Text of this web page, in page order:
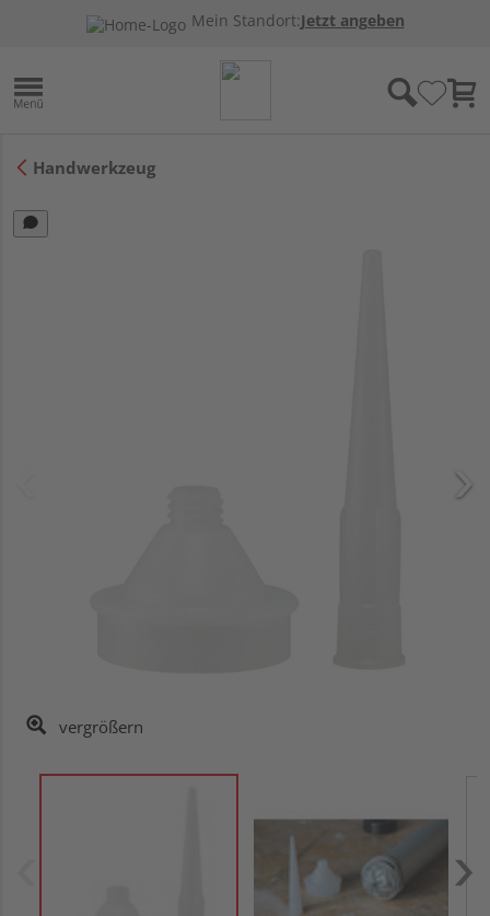
Mein Standort:Jetzt angeben
Handwerkzeug
vergrößern